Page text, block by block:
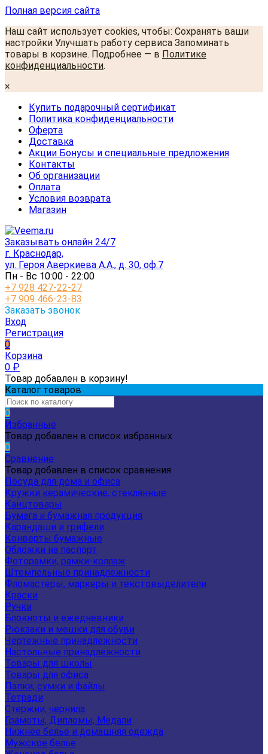
Полная версия сайта
Наш сайт использует cookies, чтобы: Сохранять ваши
настройки Улучшать работу сервиса Запоминать
товары в корзине. Подробнее — в Политике
конфиденциальности.
×
Купить подарочный сертификат
Политика конфиденциальности
Оферта
Доставка
Акции Бонусы и специальные предложения
Контакты
Об организации
Оплата
Условия возврата
Магазин
Заказывать онлайн 24/7
г. Краснодар,
ул. Героя Аверкиева А.А., д. 30, оф.7
Пн - Вс 10:00 - 22:00
+7 928 427-22-27
+7 909 466-23-83
Заказать звонок
Вход
Регистрация
0
Корзина
0 ₽
Товар добавлен в корзину!
Каталог товаров
0
Избранные
Товар добавлен в список избранных
0
Сравнение
Товар добавлен в список сравнения
Посуда для дома и офиса
Кружки керамические, стеклянные
Канцтовары
Бумага и бумажная продукция
Карандаши и грифели
Конверты бумажные
Обложки на паспорт
Фоторамки, рамки-коллаж
Штемпельные принадлежности
Фломастеры, маркеры и текстовыделители
Краски
Ручки
Блокноты и ежедневники
Рюкзаки и мешки для обуви
Чертежные принадлежности
Настольные принадлежности
Товары для школы
Товары для офиса
Папки, сумки и файлы
Тетради
Стержни, чернила
Грамоты, Дипломы, Медали
Нижнее белье и домашняя одежда
Мужское белье